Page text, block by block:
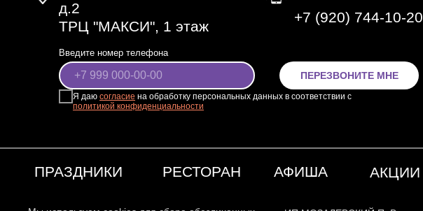
д.2
ТРЦ "МАКСИ", 1 этаж
Введите номер телефона
Я даю согласие на обработку персональных данных в соответствии с
политикой конфиденциальности
ПЕРЕЗВОНИТЕ МНЕ
‎+7 (920) 744-10-20
ПРАЗДНИКИ РЕСТОРАН АФИША АКЦИИ